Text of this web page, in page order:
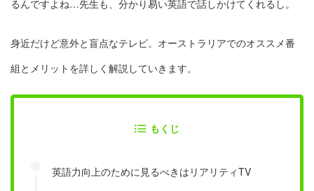
るんですよね…先生も、分かり易い英語で話しかけてくれるし。
身近だけど意外と盲点なテレビ。オーストラリアでのオススメ番
組とメリットを詳しく解説していきます。
もくじ
英語力向上のために見るべきはリアリティTV